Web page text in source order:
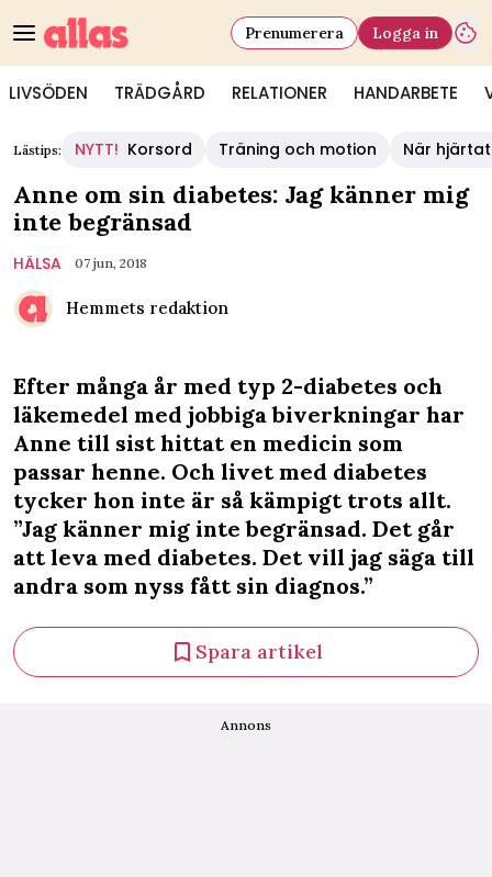
LIVSÖDEN TRÄDGÅRD RELATIONER HANDARBETE
Prenumerera Logga in
Lästips: NYTT! Korsord Träning och motion När
Anne om sin diabetes: Jag känner mig
inte begränsad
HÄLSA 07 jun, 2018
Hemmets redaktion
Efter många år med typ 2-diabetes och
läkemedel med jobbiga biverkningar har
Anne till sist hittat en medicin som
passar henne. Och livet med diabetes
tycker hon inte är så kämpigt trots allt.
”Jag känner mig inte begränsad. Det går
att leva med diabetes. Det vill jag säga till
andra som nyss fått sin diagnos.”
Spara artikel
Annons